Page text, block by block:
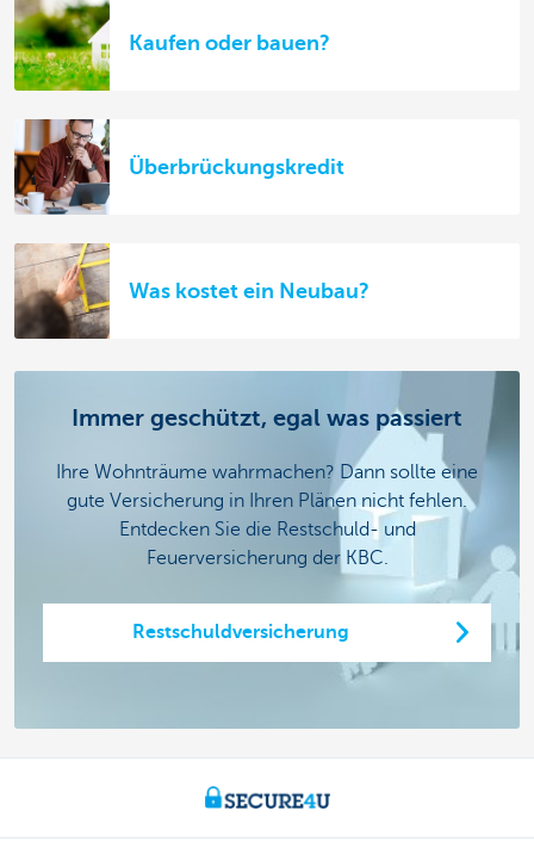
Kaufen oder bauen?
Überbrückungskredit
Was kostet ein Neubau?
Immer geschützt, egal was passiert
Ihre Wohnträume wahrmachen? Dann sollte eine
gute Versicherung in Ihren Plänen nicht fehlen.
Entdecken Sie die Restschuld- und
Feuerversicherung der KBC.
Restschuldversicherung